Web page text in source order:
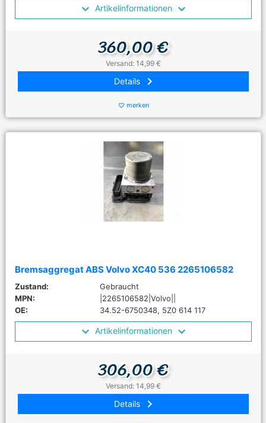
Artikelinformationen
360,00 €
Versand: 14,99 €
Details keyboard_arrow_right
favorite_border merken
Bremsaggregat ABS Volvo XC40 536 2265106582
Zustand:
Gebraucht
MPN:
|2265106582|Volvo||
OE:
34.52-6750348, 5Z0 614 117
Artikelinformationen
306,00 €
Versand: 14,99 €
Details keyboard_arrow_right